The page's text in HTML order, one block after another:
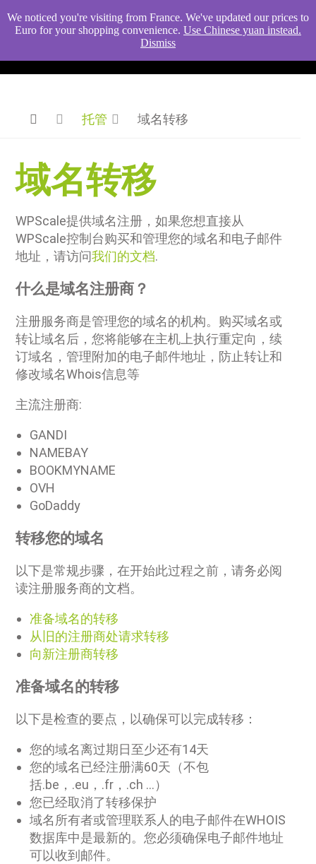
托管 域名转移
域名转移
WPScale提供域名注册，如果您想直接从
WPScale控制台购买和管理您的域名和电子邮件
地址，请访问我们的文档.
什么是域名注册商？
注册服务商是管理您的域名的机构。购买域名或
转让域名后，您将能够在主机上执行重定向，续
订域名，管理附加的电子邮件地址，防止转让和
修改域名Whois信息等
主流注册商:
GANDI
NAMEBAY
BOOKMYNAME
OVH
GoDaddy
转移您的域名
以下是常规步骤，在开始此过程之前，请务必阅
读注册服务商的文档。
准备域名的转移
从旧的注册商处请求转移
向新注册商转移
准备域名的转移
以下是检查的要点，以确保可以完成转移：
您的域名离过期日至少还有14天
您的域名已经注册满60天（不包
括.be，.eu，.fr，.ch ...）
您已经取消了转移保护
域名所有者或管理联系人的电子邮件在WHOIS
数据库中是最新的。您必须确保电子邮件地址
可以收到邮件。
We noticed you're visiting from France. We've updated our prices to
Euro for your shopping convenience. Use Chinese yuan instead.
Dismiss